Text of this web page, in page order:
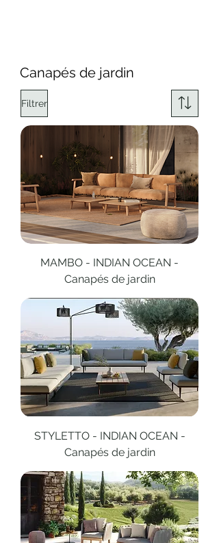
Canapés de jardin
Filtrer
MAMBO - INDIAN OCEAN -
Canapés de jardin
STYLETTO - INDIAN OCEAN -
Canapés de jardin